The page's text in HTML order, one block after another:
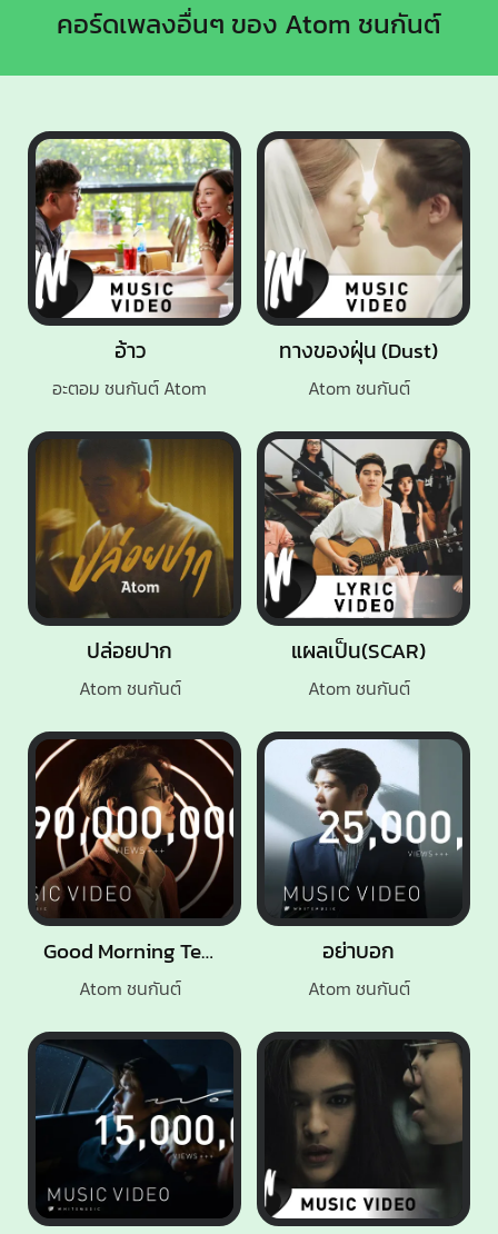
คอร์ดเพลงอื่นๆ ของ Atom ชนกันต์
อ้าว
อะตอม ชนกันต์ Atom
ทางของฝุ่น (Dust)
Atom ชนกันต์
อย่าบอก
Atom ชนกันต์
แผลเป็น(SCAR)
Atom ชนกันต์
ปล่อยปาก
Atom ชนกันต์
Good Morning Teacher
Atom ชนกันต์